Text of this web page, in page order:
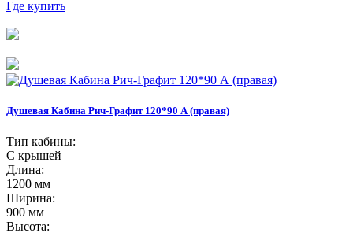
Где купить
Душевая Кабина Рич-Графит 120*90 А (правая)
Тип кабины:
С крышей
Длина:
1200 мм
Ширина:
900 мм
Высота: